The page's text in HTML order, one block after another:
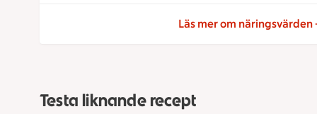
Läs mer om näringsvärden
Testa liknande recept